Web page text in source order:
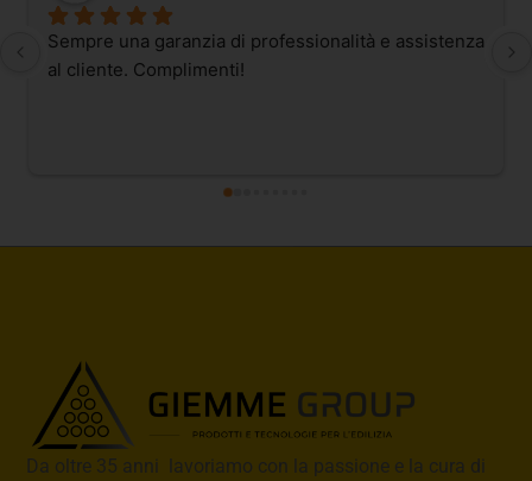
Sempre una garanzia di professionalità e assistenza
al cliente. Complimenti!
Da oltre 35 anni lavoriamo con la passione e la cura di